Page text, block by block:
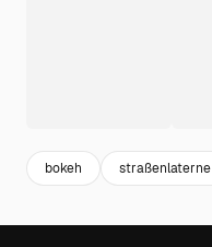
bokeh straßenlaterne